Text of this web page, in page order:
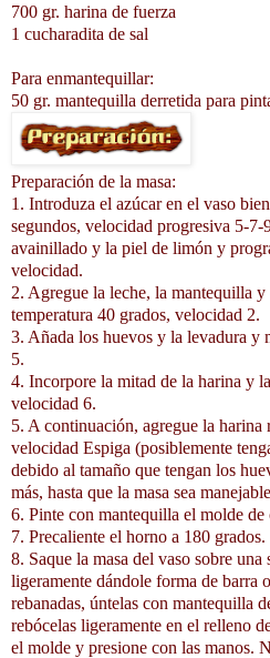
700 gr. harina de fuerza
1 cucharadita de sal
Para enmantequillar:
50 gr. mantequilla derretida para
Preparación de la masa:
1. Introduza el azúcar en el vaso
segundos, velocidad progresiva 5-7-
avainillado y la piel de limón y
velocidad.
2. Agregue la leche, la mantequilla
temperatura 40 grados, velocidad 2.
3. Añada los huevos y la levadura y
5.
4. Incorpore la mitad de la harina y
velocidad 6.
5. A continuación, agregue la harina
velocidad Espiga (posiblemente
debido al tamaño que tengan los
más, hasta que la masa sea
6. Pinte con mantequilla el molde de
7. Precaliente el horno a 180 grados.
8. Saque la masa del vaso sobre
ligeramente dándole forma de barra
rebanadas, úntelas con mantequilla
rebócelas ligeramente en el relleno
el molde y presione con las manos.